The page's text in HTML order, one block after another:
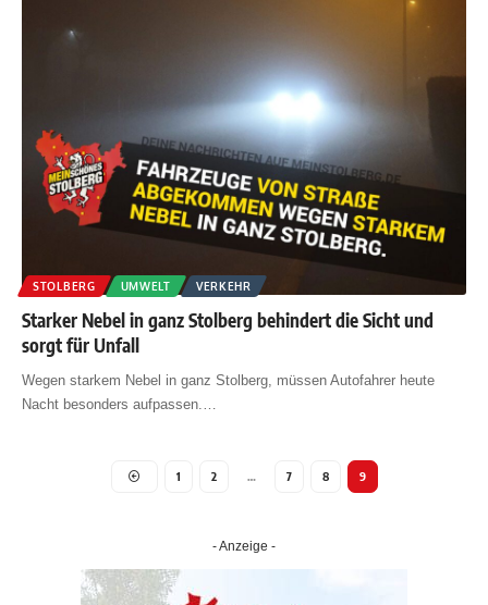
STOLBERG UMWELT VERKEHR
Starker Nebel in ganz Stolberg behindert die Sicht und
sorgt für Unfall
Wegen starkem Nebel in ganz Stolberg, müssen Autofahrer heute
Nacht besonders aufpassen.
1 2 … 7 8 9
- Anzeige -